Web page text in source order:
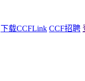
下载CCFLink CCF招聘